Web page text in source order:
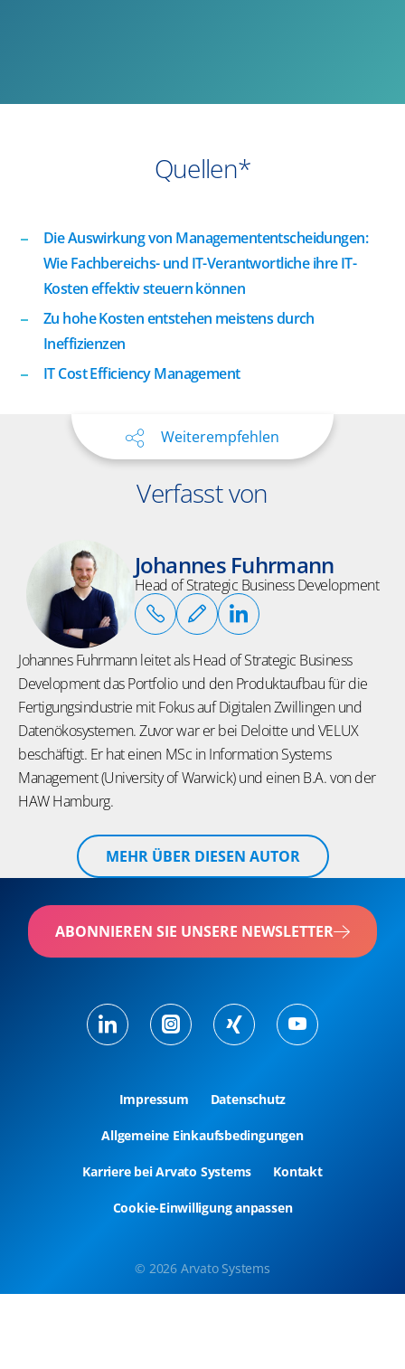
Quellen*
Die Auswirkung von Managemententscheidungen:
Wie Fachbereichs- und IT-Verantwortliche ihre IT-
Kosten effektiv steuern können
Zu hohe Kosten entstehen meistens durch
Ineffizienzen
IT Cost Efficiency Management
Weiterempfehlen
Verfasst von
Johannes Fuhrmann
Head of Strategic Business Development
Johannes Fuhrmann leitet als Head of Strategic Business
Development das Portfolio und den Produktaufbau für die
Fertigungsindustrie mit Fokus auf Digitalen Zwillingen und
Datenökosystemen. Zuvor war er bei Deloitte und VELUX
beschäftigt. Er hat einen MSc in Information Systems
Management (University of Warwick) und einen B.A. von der
HAW Hamburg.
MEHR ÜBER DIESEN AUTOR
ABONNIEREN SIE UNSERE NEWSLETTER
Impressum Datenschutz
Allgemeine Einkaufsbedingungen
Karriere bei Arvato Systems Kontakt
Cookie-Einwilligung anpassen
© 2026 Arvato Systems